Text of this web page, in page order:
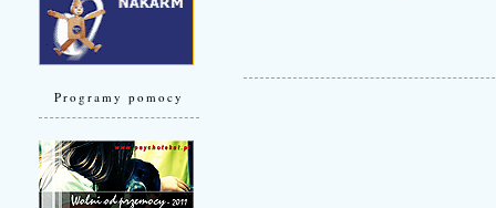
Programy pomocy